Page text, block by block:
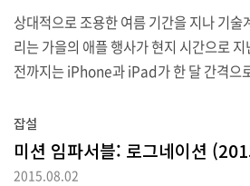
상대적으로 조용한 여름 기간을 지나 기
리는 가을의 애플 행사가 현지 시간으로
전까지는 iPhone과 iPad가 한 달 간격으
번에 가득 채웠습니다. iPhone 6s/6s
누르는 깊이에 따라 다른 기능을 제공하는
니다. 또한 사진 촬영에서도 캡처 전후 사
잡설
미션 임파서블: 로그네이션
2015.08.02